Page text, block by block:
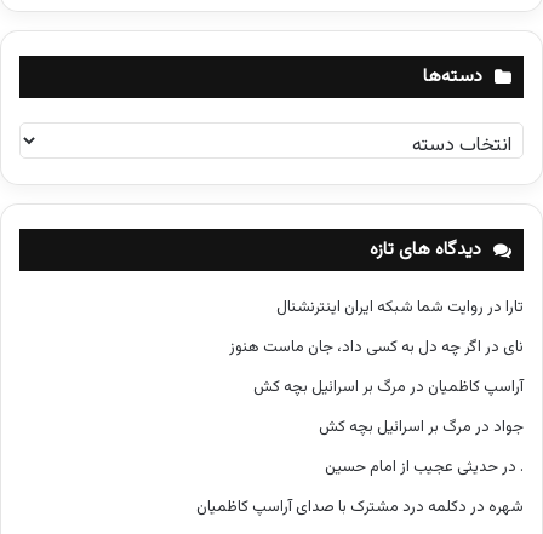
دسته‌ها
س
ت
ه‌
ه
دیدگاه های تازه
تارا در روایت شما شبکه ایران اینترنشنال
نای در اگر چه دل به کسی داد، جان ماست هنوز
آراسپ کاظمیان در مرگ بر اسرائیل بچه کش
جواد در مرگ بر اسرائیل بچه کش
. درحدیثی عجیب از امام حسین
شهره در دکلمه درد مشترک با صدای آراسپ کاظمیان